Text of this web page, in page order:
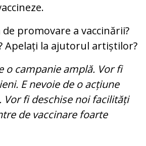
promovare a vaccinării?
Apelați la ajutorul artiștilor?
o campanie amplă. Vor fi
E nevoie de o acțiune
fi deschise noi facilități
de vaccinare foarte